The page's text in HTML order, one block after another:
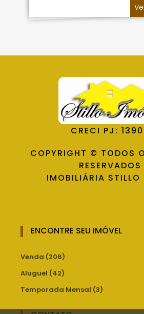
CRECI PJ:
COPYRIGHT © TODOS
RESERVADOS
IMOBILIÁRIA STILLO
ENCONTRE SEU IMÓVEL
Venda (206)
Aluguel (42)
Temporada Mensal (3)